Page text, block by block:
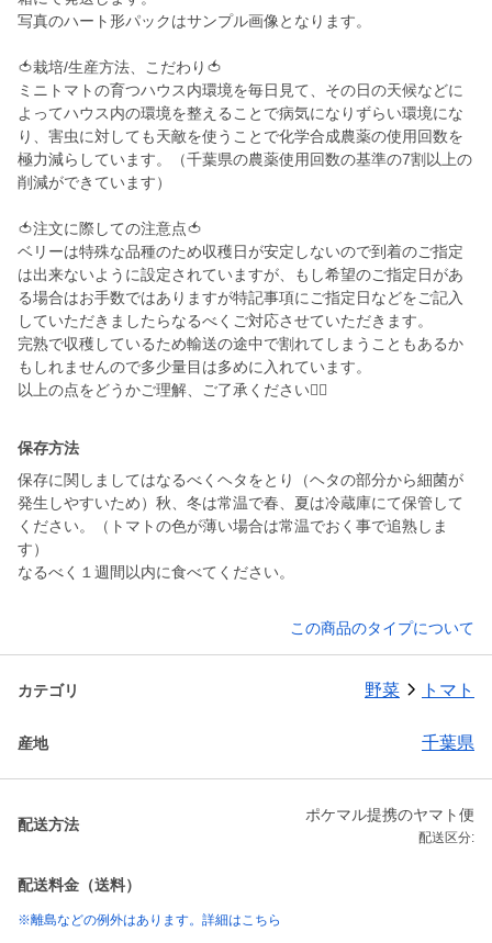
写真のハート形パックはサンプル画像となります。
🍅栽培/生産方法、こだわり🍅
ミニトマトの育つハウス内環境を毎日見て、その日の天候などに
よってハウス内の環境を整えることで病気になりずらい環境にな
り、害虫に対しても天敵を使うことで化学合成農薬の使用回数を
極力減らしています。（千葉県の農薬使用回数の基準の7割以上の
削減ができています）
🍅注文に際しての注意点🍅
ベリーは特殊な品種のため収穫日が安定しないので到着のご指定
は出来ないように設定されていますが、もし希望のご指定日があ
る場合はお手数ではありますが特記事項にご指定日などをご記入
していただきましたらなるべくご対応させていただきます。
完熟で収穫しているため輸送の途中で割れてしまうこともあるか
もしれませんので多少量目は多めに入れています。
以上の点をどうかご理解、ご了承ください🙇‍♂️
保存方法
保存に関しましてはなるべくヘタをとり（ヘタの部分から細菌が
発生しやすいため）秋、冬は常温で春、夏は冷蔵庫にて保管して
ください。（トマトの色が薄い場合は常温でおく事で追熟しま
す）
なるべく１週間以内に食べてください。
この商品のタイプについて
カテゴリ 野菜 トマト
産地 千葉県
配送方法
ポケマル提携のヤマト便
配送区分:
配送料金（送料）
※離島などの例外はあります。詳細はこちら